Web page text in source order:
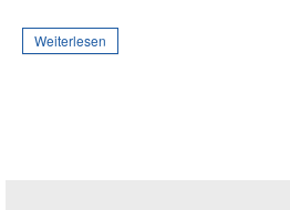
Weiterlesen